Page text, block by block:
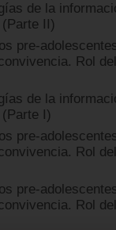
de la
II)
pre-
Rol
de la
I)
pre-
Rol
pre-
Rol